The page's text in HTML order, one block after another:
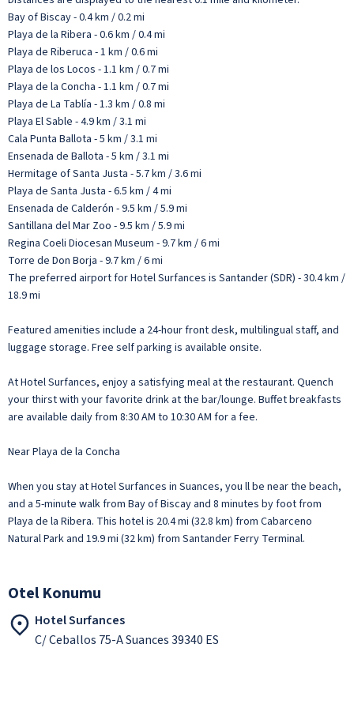
Bay of Biscay - 0.4 km / 0.2 mi
Playa de la Ribera - 0.6 km / 0.4 mi
Playa de Riberuca - 1 km / 0.6 mi
Playa de los Locos - 1.1 km / 0.7 mi
Playa de la Concha - 1.1 km / 0.7 mi
Playa de La Tablía - 1.3 km / 0.8 mi
Playa El Sable - 4.9 km / 3.1 mi
Cala Punta Ballota - 5 km / 3.1 mi
Ensenada de Ballota - 5 km / 3.1 mi
Hermitage of Santa Justa - 5.7 km / 3.6 mi
Playa de Santa Justa - 6.5 km / 4 mi
Ensenada de Calderón - 9.5 km / 5.9 mi
Santillana del Mar Zoo - 9.5 km / 5.9 mi
Regina Coeli Diocesan Museum - 9.7 km / 6 mi
Torre de Don Borja - 9.7 km / 6 mi
The preferred airport for Hotel Surfances is Santander (SDR) - 30.4 km /
18.9 mi
Featured amenities include a 24-hour front desk, multilingual staff, and
luggage storage. Free self parking is available onsite.
At Hotel Surfances, enjoy a satisfying meal at the restaurant. Quench
your thirst with your favorite drink at the bar/lounge. Buffet breakfasts
are available daily from 8:30 AM to 10:30 AM for a fee.
Near Playa de la Concha
When you stay at Hotel Surfances in Suances, you ll be near the beach,
and a 5-minute walk from Bay of Biscay and 8 minutes by foot from
Playa de la Ribera. This hotel is 20.4 mi (32.8 km) from Cabarceno
Natural Park and 19.9 mi (32 km) from Santander Ferry Terminal.
Otel Konumu
Hotel Surfances
C/ Ceballos 75-A Suances 39340 ES